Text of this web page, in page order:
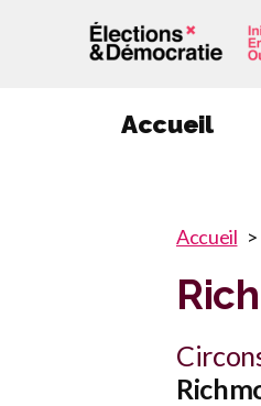
Accueil
You
are
here
You
here
Accueil